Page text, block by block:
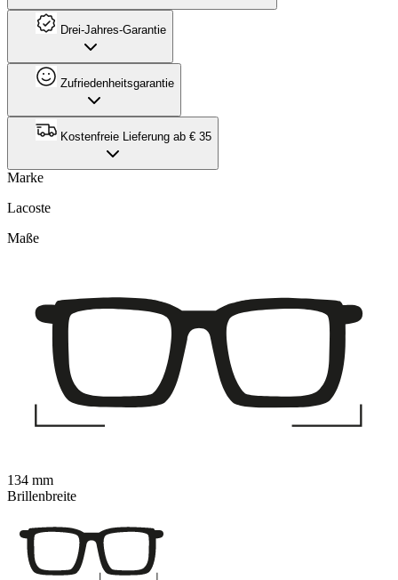
Drei-Jahres-Garantie
Zufriedenheitsgarantie
Kostenfreie Lieferung ab € 35
Marke
Lacoste
Maße
134 mm
Brillenbreite